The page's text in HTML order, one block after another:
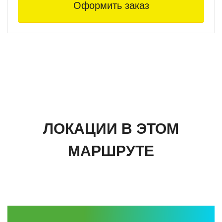
тайны хранят фасады роскошных вилл.
Неспешная исследовательская прогулка
с акцентом на архитектуру, истории жителей и
Оформить заказ
ЛОКАЦИИ В ЭТОМ
МАРШРУТЕ